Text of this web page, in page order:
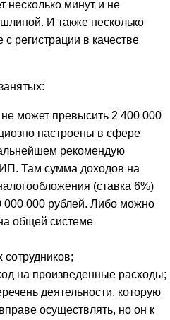
несколько минут и не
И также несколько
с регистрации в качестве
может превысить 2 400 000
настроены в сфере
рекомендую
ИП. Там сумма доходов на
(ставка 6%)
000 000 рублей. Либо можно
общей системе
на произведенные расходы;
деятельности, которую
осуществлять, но он к